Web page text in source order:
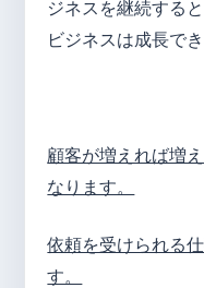
ジネスを継続する
ビジネスは成長で
顧客が増えれば増
なります。
依頼を受けられる
す。